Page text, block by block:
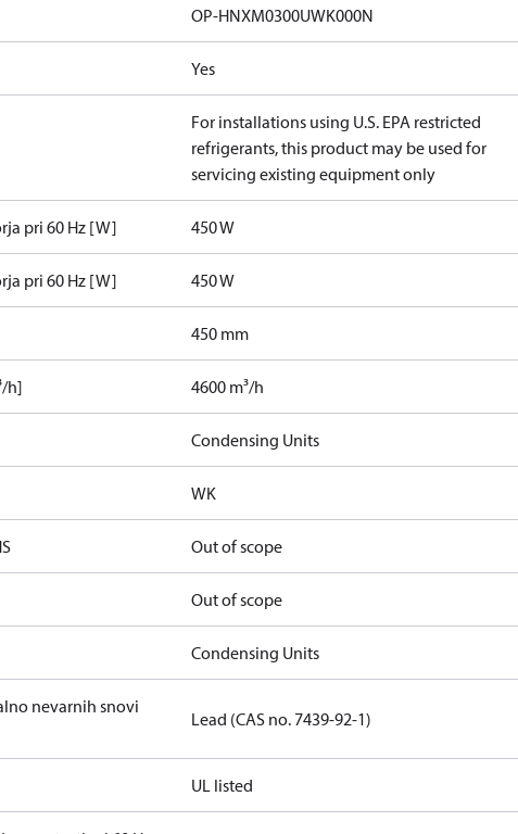
OP-HNXM0300UWK000N
Yes
For installations using U.S. EPA restricted
refrigerants, this product may be used for
servicing existing equipment only
pri 60 Hz [W] 450 W
pri 60 Hz [W] 450 W
450 mm
h] 4600 m³/h
Condensing Units
WK
Out of scope
Out of scope
Condensing Units
nevarnih snovi
Lead (CAS no. 7439-92-1)
UL listed